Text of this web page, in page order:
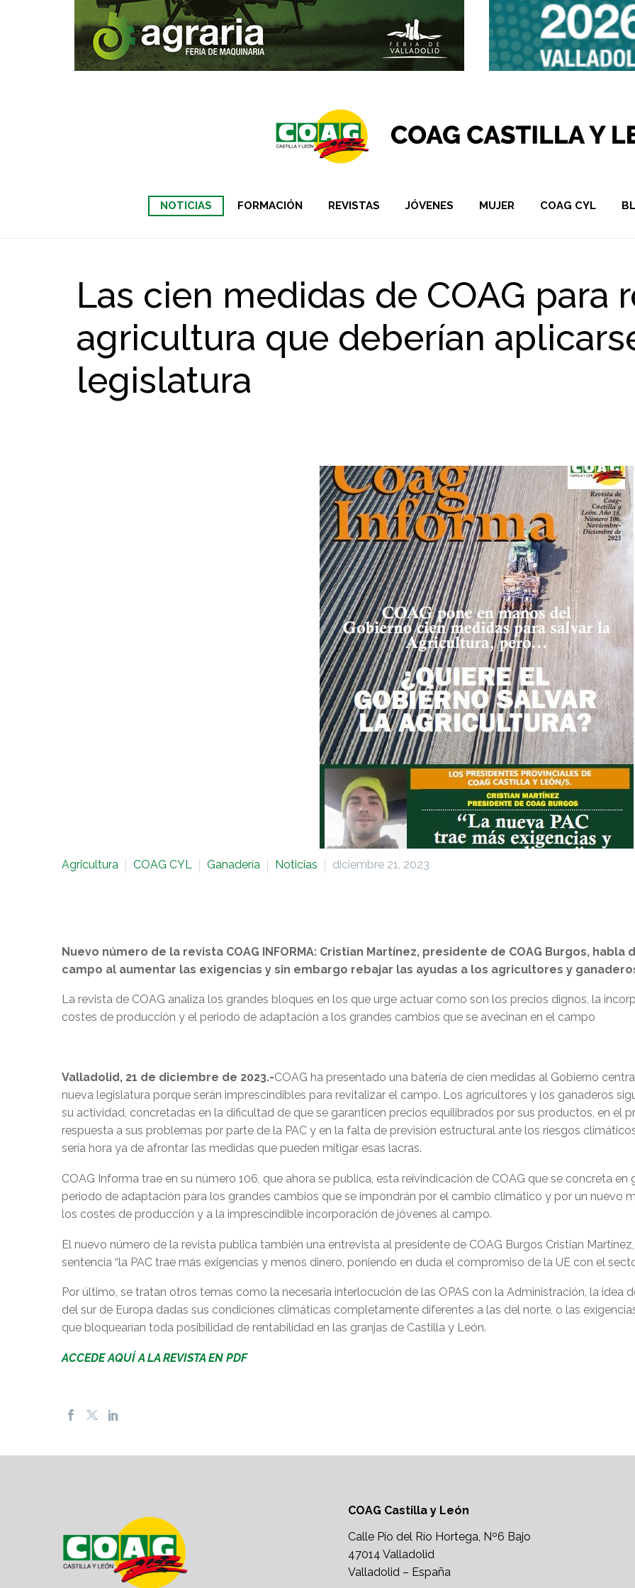
NOTICIAS FORMACIÓN REVISTAS JÓVENES MUJER COAG CYL
Las cien medidas de COAG para
agricultura que deberían
legislatura
Agricultura COAG CYL Ganadería Noticias diciembre 21, 2023
Nuevo número de la revista COAG INFORMA: Cristian Martínez, presidente de COAG Burgos,
campo al aumentar las exigencias y sin embargo rebajar las ayudas a los agricultores y
La revista de COAG analiza los grandes bloques en los que urge actuar como son los precios dignos, la
costes de producción y el periodo de adaptación a los grandes cambios que se avecinan en el campo
Valladolid, 21 de diciembre de 2023.-COAG ha presentado una batería de cien medidas al Gobierno
nueva legislatura porque serán imprescindibles para revitalizar el campo. Los agricultores y los ganaderos
su actividad, concretadas en la dificultad de que se garanticen precios equilibrados por sus productos, en el
respuesta a sus problemas por parte de la PAC y en la falta de previsión estructural ante los riesgos
sería hora ya de afrontar las medidas que pueden mitigar esas lacras.
COAG Informa trae en su número 106, que ahora se publica, esta reivindicación de COAG que se concreta
periodo de adaptación para los grandes cambios que se impondrán por el cambio climático y por un nuevo
los costes de producción y a la imprescindible incorporación de jóvenes al campo.
El nuevo número de la revista publica también una entrevista al presidente de COAG Burgos Cristian
sentencia “la PAC trae más exigencias y menos dinero, poniendo en duda el compromiso de la UE con el
Por último, se tratan otros temas como la necesaria interlocución de las OPAS con la Administración, la idea
del sur de Europa dadas sus condiciones climáticas completamente diferentes a las del norte, o las
que bloquearían toda posibilidad de rentabilidad en las granjas de Castilla y León.
ACCEDE AQUÍ A LA REVISTA EN PDF
COAG Castilla y León
Calle Pío del Río Hortega, Nº6 Bajo
47014 Valladolid
Valladolid – España